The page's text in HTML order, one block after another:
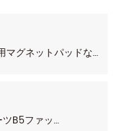
動物シリーズ接着剤結合冷蔵庫用マグネットパッドなし
イルミネーション&ローズクォーツB5ファッショナブルなデザイントップバインディングウィークリーアジェンダ